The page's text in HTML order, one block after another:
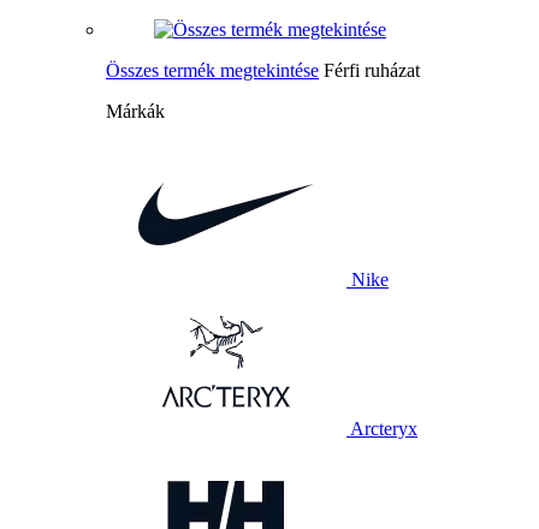
Összes termék megtekintése Férfi ruházat
Márkák
Nike
Arcteryx